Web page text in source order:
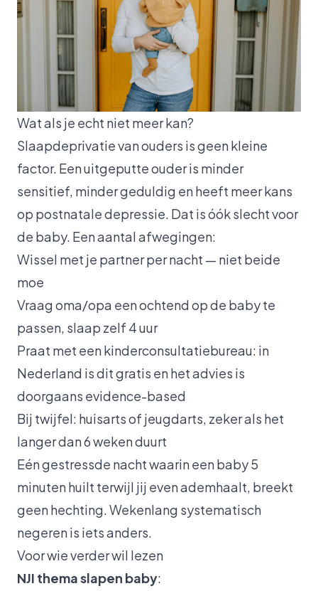
Wat als je echt niet meer kan?
Slaapdeprivatie van ouders is geen kleine
factor. Een uitgeputte ouder is minder
sensitief, minder geduldig en heeft meer kans
op postnatale depressie. Dat is óók slecht voor
de baby. Een aantal afwegingen:
Wissel met je partner per nacht — niet beide
moe
Vraag oma/opa een ochtend op de baby te
passen, slaap zelf 4 uur
Praat met een kinderconsultatiebureau: in
Nederland is dit gratis en het advies is
doorgaans evidence-based
Bij twijfel: huisarts of jeugdarts, zeker als het
langer dan 6 weken duurt
Eén gestressde nacht waarin een baby 5
minuten huilt terwijl jij even ademhaalt, breekt
geen hechting. Wekenlang systematisch
negeren is iets anders.
Voor wie verder wil lezen
NJI thema slapen baby: